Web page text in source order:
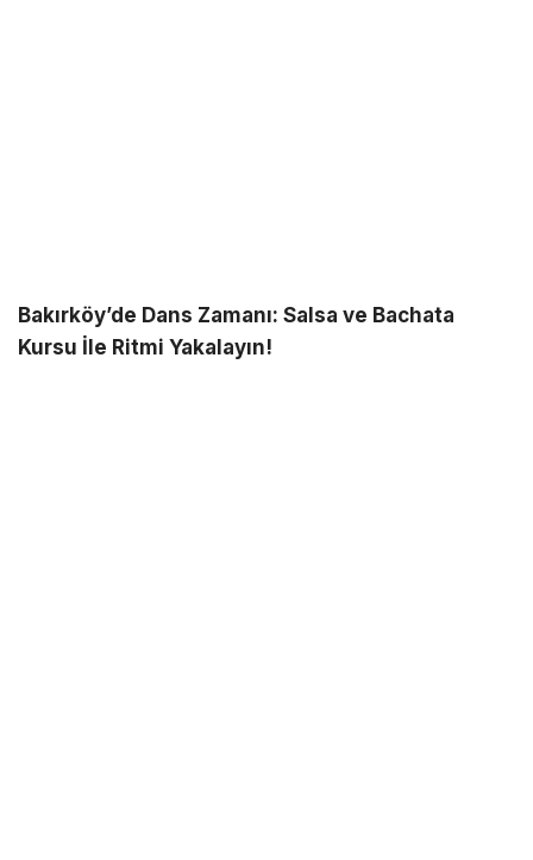
Bakırköy’de Dans Zamanı: Salsa ve Bachata
Kursu İle Ritmi Yakalayın!